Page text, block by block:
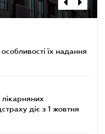
їх надання
діє з 1 жовтня